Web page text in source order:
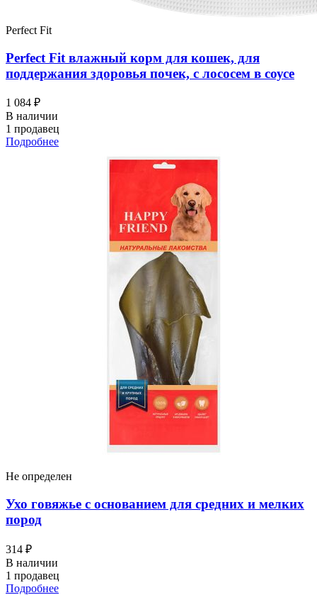
Perfect Fit
Perfect Fit влажный корм для кошек, для
поддержания здоровья почек, с лососем в соусе
1 084 ₽
В наличии
1 продавец
Подробнее
Не определен
Ухо говяжье с основанием для средних и мелких
пород
314 ₽
В наличии
1 продавец
Подробнее